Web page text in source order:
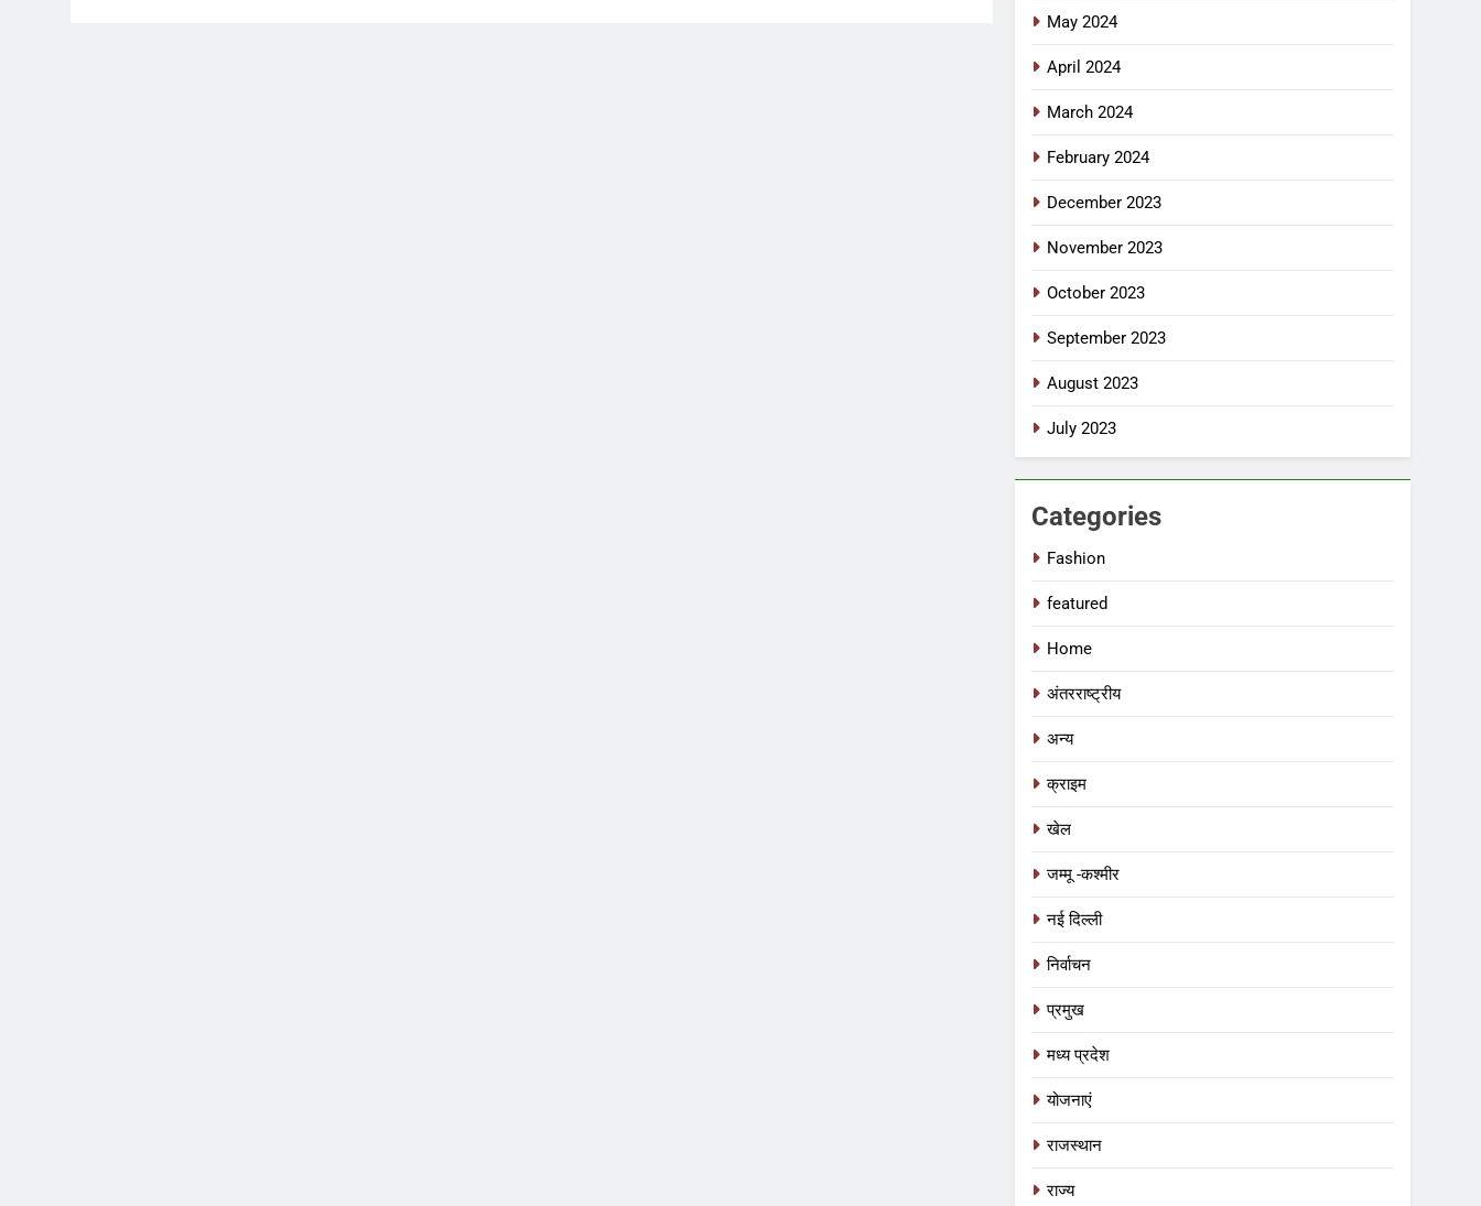
May 2024
April 2024
March 2024
February 2024
December 2023
November 2023
October 2023
September 2023
August 2023
July 2023
Categories
Fashion
featured
Home
अंतरराष्ट्रीय
अन्य
क्राइम
खेल
जम्मू -कश्मीर
नई दिल्ली
निर्वाचन
प्रमुख
मध्य प्रदेश
योजनाएं
राजस्थान
राज्य